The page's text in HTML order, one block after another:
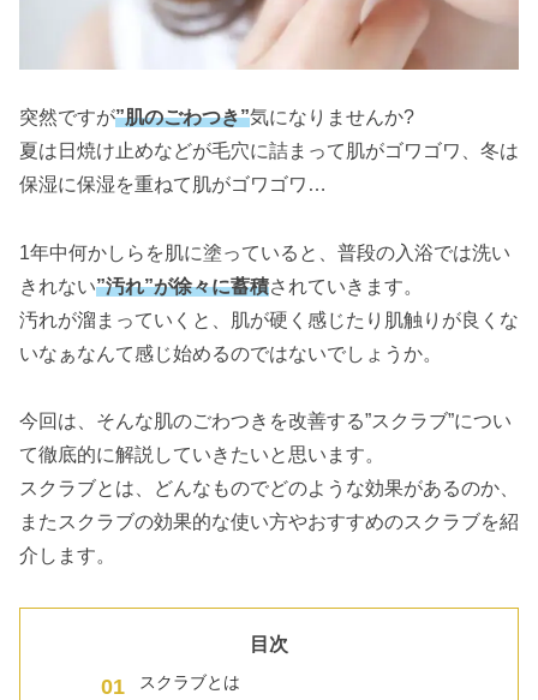
突然ですが”肌のごわつき”気になりませんか?
夏は日焼け止めなどが毛穴に詰まって肌がゴワゴワ、冬は
保湿に保湿を重ねて肌がゴワゴワ…
1年中何かしらを肌に塗っていると、普段の入浴では洗い
きれない”汚れ”が徐々に蓄積されていきます。
汚れが溜まっていくと、肌が硬く感じたり肌触りが良くな
いなぁなんて感じ始めるのではないでしょうか。
今回は、そんな肌のごわつきを改善する”スクラブ”につい
て徹底的に解説していきたいと思います。
スクラブとは、どんなものでどのような効果があるのか、
またスクラブの効果的な使い方やおすすめのスクラブを紹
介します。
目次
スクラブとは